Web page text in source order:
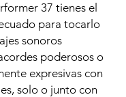
37 tienes el
para tocarlo
sonoros
poderosos o
expresivas con
solo o junto con